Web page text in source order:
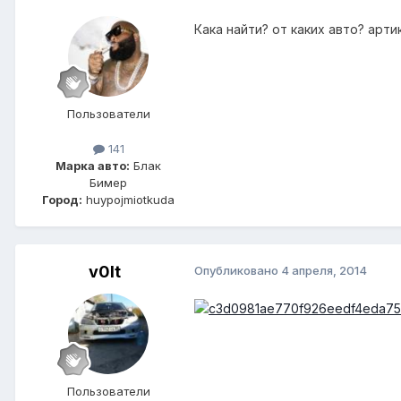
Пользователи
141
Марка авто: Блак
Бимер
Город: huypojmiotkuda
Кака найти? от каких авто?
v0lt
Пользователи
Опубликовано 4 апреля, 2014